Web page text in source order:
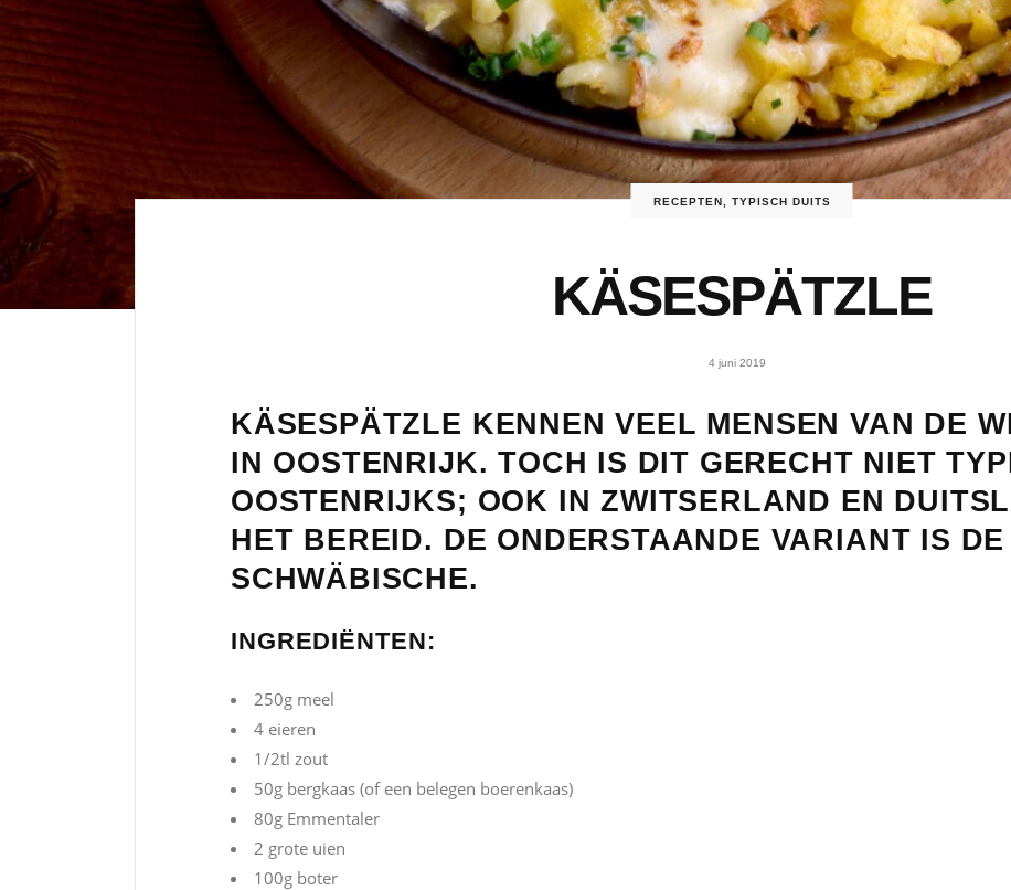
RECEPTEN TYPISCH DUITS
KÄSESPÄTZLE
4 juni 2019
KÄSESPÄTZLE KENNEN VEEL MENSEN VAN DE
IN OOSTENRIJK. TOCH IS DIT GERECHT NIET
OOSTENRIJKS; OOK IN ZWITSERLAND EN
HET BEREID. DE ONDERSTAANDE VARIANT IS DE
SCHWÄBISCHE.
INGREDIËNTEN:
250g meel
4 eieren
1/2tl zout
50g bergkaas (of een belegen boerenkaas)
80g Emmentaler
2 grote uien
100g boter